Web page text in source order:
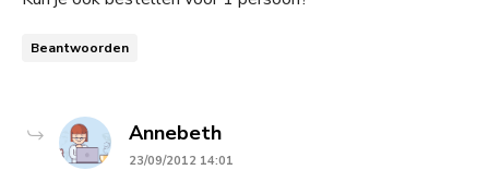
Beantwoorden
Annebethsays:
23/09/2012 14:01